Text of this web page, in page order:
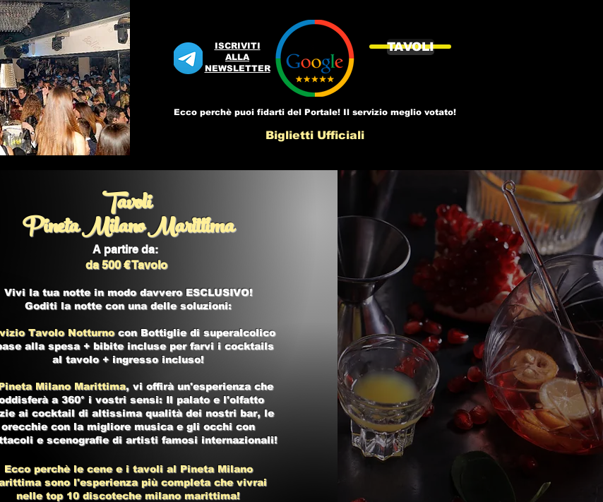
ISCRIVITI
ALLA
NEWSLETTER
TAVOLI
Ecco perchè puoi fidarti del Portale! Il servizio meglio votato!
Biglietti Ufficiali
Tavoli
Pineta Milano Marittima
A partire da:
da 500 € Tavolo
Vivi la tua notte in modo davvero ESCLUSIVO!
Goditi la notte con una delle soluzioni:
Tavolo Notturnocon Bottiglie di superalcolico
alla spesa + bibite incluse per farvi i cocktails
al tavolo + ingresso incluso!
Milano Marittima, vi offirà un'esperienza che
a 360° i vostri sensi: Il palato e l'olfatto
ai cocktail di altissima qualità dei nostri bar, le
orecchie con la migliore musica e gli occhi con
e scenografie di artisti famosi internazionali!
Ecco perchè le cene e i tavoli al Pineta Milano
sono l'esperienza più completa che vivrai
nelle top 10discoteche milano marittima!